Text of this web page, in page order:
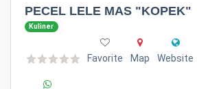
PECEL LELE MAS "KOPEK"
Kuliner
Favorite Map Website